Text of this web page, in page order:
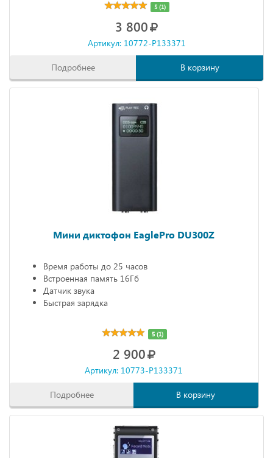
5 (1)
3 800
Артикул: 10772-P133371
Подробнее В корзину
Мини диктофон EaglePro DU300Z
Время работы до 25 часов
Встроенная память 16Гб
Датчик звука
Быстрая зарядка
5 (1)
2 900
Артикул: 10773-P133371
Подробнее В корзину